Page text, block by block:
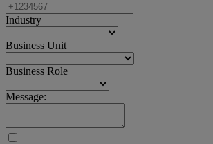
Industry
Business Unit
Business Role
Message: